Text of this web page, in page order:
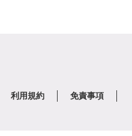
利用規約
免責事項